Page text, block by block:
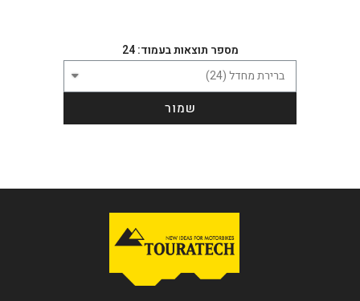
מספר תוצאות בעמוד: 24
שמור